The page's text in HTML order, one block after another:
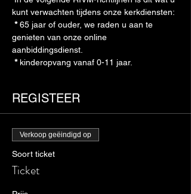
kunt verwachten tijdens onze kerkdiensten:
* 65 jaar of ouder, we raden u aan te
genieten van onze online
aanbiddingsdienst.
* kinderopvang vanaf 0-11 jaar.
REGISTEER
Verkoop geëindigd op
Soort ticket
Ticket